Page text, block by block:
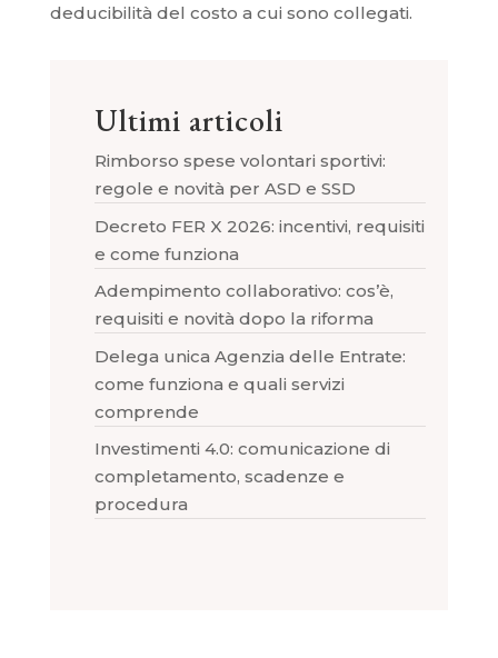
deducibilità del costo a cui sono collegati.
Ultimi articoli
Rimborso spese volontari sportivi:
regole e novità per ASD e SSD
Decreto FER X 2026: incentivi, requisiti
e come funziona
Adempimento collaborativo: cos’è,
requisiti e novità dopo la riforma
Delega unica Agenzia delle Entrate:
come funziona e quali servizi
comprende
Investimenti 4.0: comunicazione di
completamento, scadenze e
procedura